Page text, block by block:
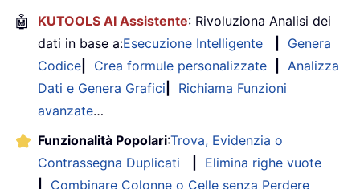
🤖 KUTOOLS AI Assistente: Rivoluziona Analisi dei
dati in base a:Esecuzione Intelligente
Genera
Codice
Crea formule personalizzate
Analizza
Dati e Genera Grafici
Richiama Funzioni
avanzate…
Funzionalità Popolari:Trova, Evidenzia o
Contrassegna Duplicati
Elimina righe vuote
Combinare Colonne o Celle senza Perdere